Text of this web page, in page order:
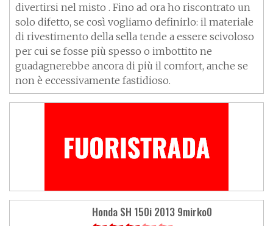
divertirsi nel misto . Fino ad ora ho riscontrato un
solo difetto, se così vogliamo definirlo: il materiale
di rivestimento della sella tende a essere scivoloso
per cui se fosse più spesso o imbottito ne
guadagnerebbe ancora di più il comfort, anche se
non è eccessivamente fastidioso.
Honda SH 150i 2013 9mirko0